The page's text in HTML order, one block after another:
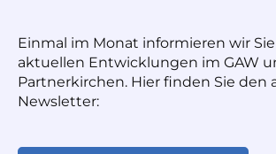
Einmal im Monat informieren wir
aktuellen Entwicklungen im GAW
Partnerkirchen. Hier finden Sie den
Newsletter: